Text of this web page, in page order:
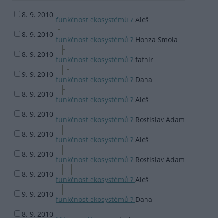
8. 9. 2010
funkčnost ekosystémů ? Aleš
8. 9. 2010
funkčnost ekosystémů ? Honza Smola
8. 9. 2010
funkčnost ekosystémů ? fafnir
9. 9. 2010
funkčnost ekosystémů ? Dana
8. 9. 2010
funkčnost ekosystémů ? Aleš
8. 9. 2010
funkčnost ekosystémů ? Rostislav Adam
8. 9. 2010
funkčnost ekosystémů ? Aleš
8. 9. 2010
funkčnost ekosystémů ? Rostislav Adam
8. 9. 2010
funkčnost ekosystémů ? Aleš
9. 9. 2010
funkčnost ekosystémů ? Dana
8. 9. 2010